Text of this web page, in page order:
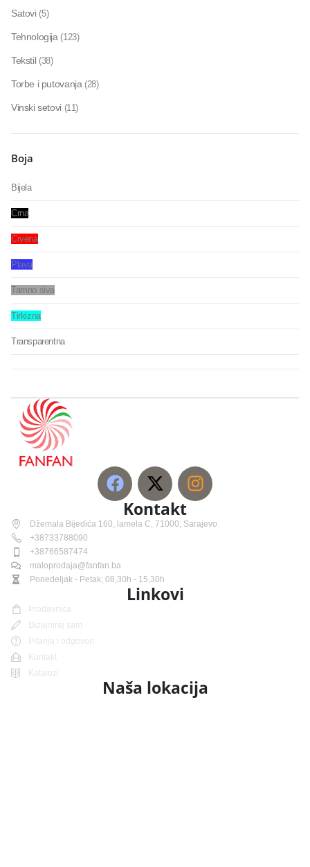
Satovi (5)
Tehnologija (123)
Tekstil (38)
Torbe i putovanja (28)
Vinski setovi (11)
Boja
Bijela
Crna
Crvena
Plava
Tamno siva
Tirkizna
Transparentna
Kontakt
Džemala Bijedića 160, lamela C, 71000, Sarajevo
+38733788090
+38766587474
maloprodaja@fanfan.ba
Ponedeljak - Petak; 08,30h - 15,30h
Linkovi
Prodavnica
Dizajniraj sam
Pitanja i odgovori
Kontakt
Katalozi
Naša lokacija